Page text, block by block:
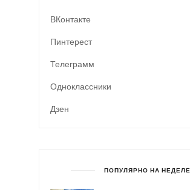
ВКонтакте
Пинтерест
Телеграмм
Одноклассники
Дзен
ПОПУЛЯРНО НА НЕДЕЛЕ